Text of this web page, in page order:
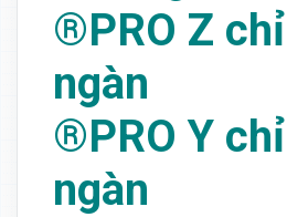
®PRO Z
ngàn
®PRO Y
ngàn